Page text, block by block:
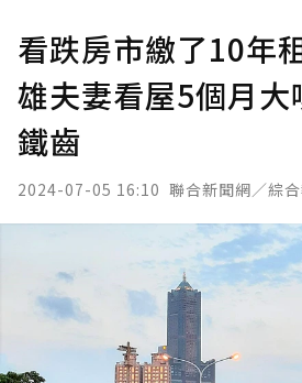
看跌房市繳了10年
雄夫妻看屋5個月大
鐵齒
2024-07-05 16:10 聯合新聞網／綜